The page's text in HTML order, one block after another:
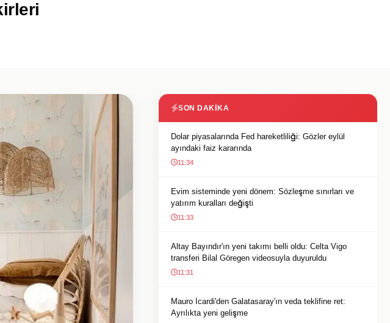
SON DAKIKA
Dolar piyasalarında Fed hareketliliği: Gözler eylül
ayındaki faiz kararında
11:34
Evim sisteminde yeni dönem: Sözleşme sınırları ve
yatırım kuralları değişti
11:33
Altay Bayındır'ın yeni takımı belli oldu: Celta Vigo
transferi Bilal Göregen videosuyla duyuruldu
11:31
Mauro Icardi'den Galatasaray'ın veda teklifine ret:
Ayrılıkta yeni gelişme